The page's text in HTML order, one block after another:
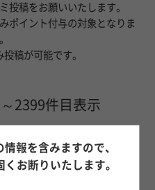
投稿をお願いいたします。
ポイント付与の対象となりま
稿が可能です。
2399件目表示
232 233 234
報を含みますので、
お断りいたします。